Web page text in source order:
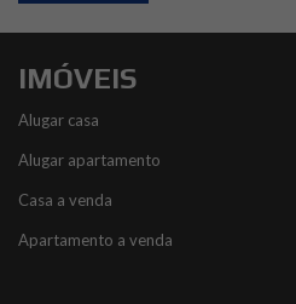
IMÓVEIS
Alugar casa
Alugar apartamento
Casa a venda
Apartamento a venda